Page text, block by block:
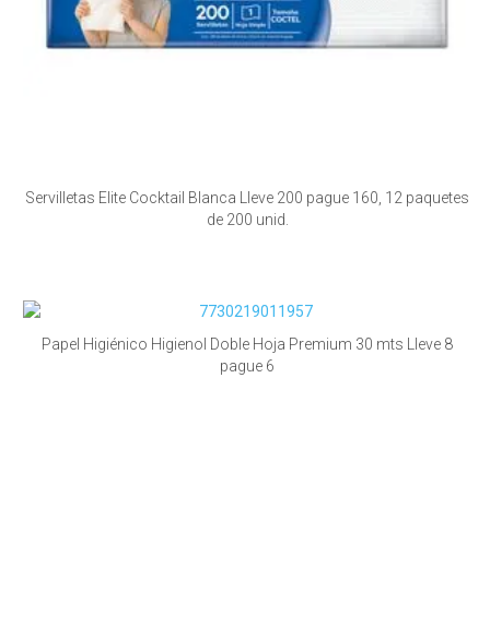
Servilletas Elite Cocktail Blanca Lleve 200 pague 160, 12 paquetes
de 200 unid.
Papel Higiénico Higienol Doble Hoja Premium 30 mts Lleve 8
pague 6